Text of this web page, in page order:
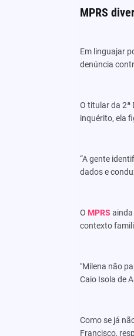
MPRS
Em linguajar
denúncia
O titular da 2ª
inquérito, ela
“A gente
dados e
O MPRS ainda
contexto
"Milena não
Caio Isola de
Como se já
Francisco,